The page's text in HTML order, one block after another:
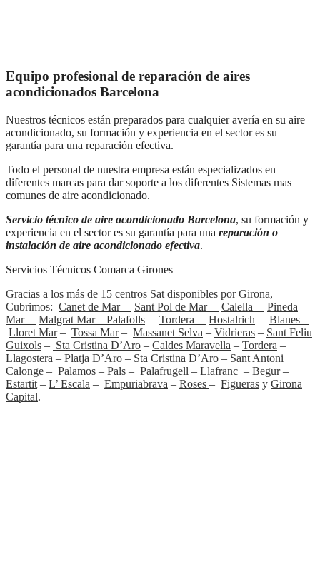
Equipo profesional de reparación de aires
acondicionados Barcelona
Nuestros técnicos están preparados para cualquier avería en su aire
acondicionado, su formación y experiencia en el sector es su
garantía para una reparación efectiva.
Todo el personal de nuestra empresa están especializados en
diferentes marcas para dar soporte a los diferentes Sistemas mas
comunes de aire acondicionado.
Servicio técnico de aire acondicionado Barcelona, su formación y
experiencia en el sector es su garantía para una reparación o
instalación de aire acondicionado efectiva.
Servicios Técnicos Comarca Girones
Gracias a los más de 15 centros Sat disponibles por Girona,
Cubrimos: Canet de Mar – Sant Pol de Mar – Calella – Pineda
Mar – Malgrat Mar – Palafolls – Tordera – Hostalrich – Blanes –
Lloret Mar– Tossa Mar– Massanet Selva – Vidrieras – Sant Feliu
Guixols – Sta Cristina D’Aro – Caldes Maravella – Tordera –
Llagostera – Platja D’Aro – Sta Cristina D’Aro – Sant Antoni
Calonge – Palamos – Pals – Palafrugell – Llafranc – Begur–
Estartit – L’ Escala – Empuriabrava – Roses – Figueras y Girona
Capital.